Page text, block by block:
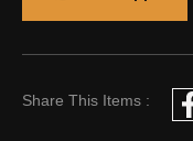
Share This Items :